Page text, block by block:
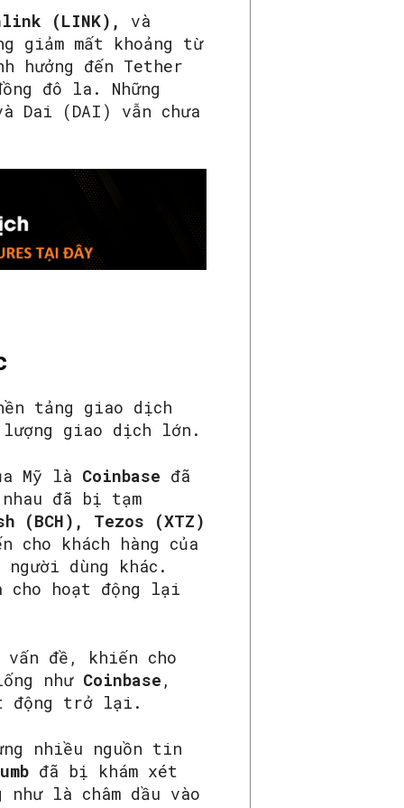
(LINK), và
giảm mất khoảng từ
hưởng đến Tether
đô la. Những
Dai (DAI) vẫn chưa
tảng giao dịch
giao dịch lớn.
Mỹ là Coinbase đã
đã bị tạm
(BCH), Tezos (XTZ)
khách hàng của
dùng khác.
cho hoạt động lại
đề, khiến cho
nhưCoinbase ,
động trở lại.
nhiều nguồn tin
đã bị khám xét
là châm dầu vào